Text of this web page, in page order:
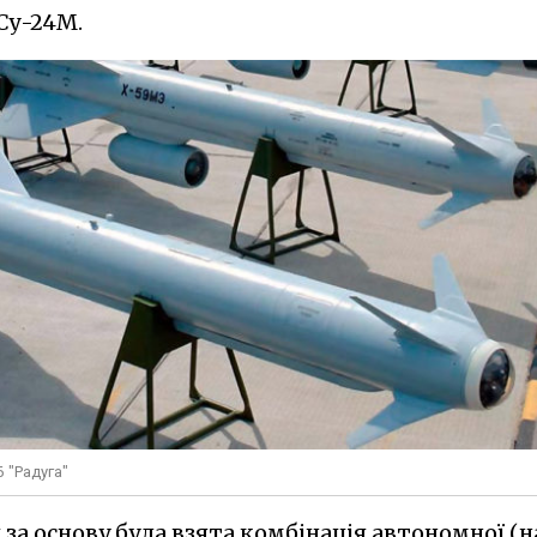
24М.
"Радуга"